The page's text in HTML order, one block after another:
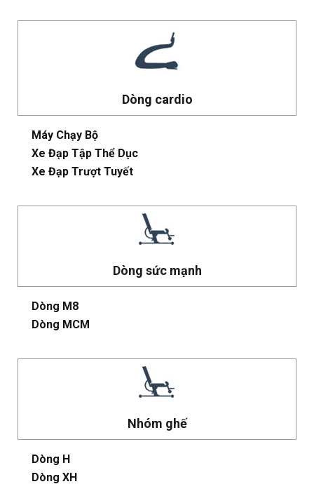
Dòng cardio
Máy Chạy Bộ
Xe Đạp Tập Thể Dục
Xe Đạp Trượt Tuyết
Dòng sức mạnh
Dòng M8
Dòng MCM
Nhóm ghế
Dòng H
Dòng XH